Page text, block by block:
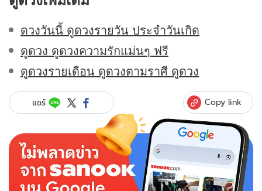
ดวงวันนี้ ดูดวงรายวัน ประจำวันเกิด
ดูดวง ดูดวงความรักแม่นๆ ฟรี
ดูดวงรายเดือน ดูดวงตามราศี ดูดวง
แชร์ Copy link